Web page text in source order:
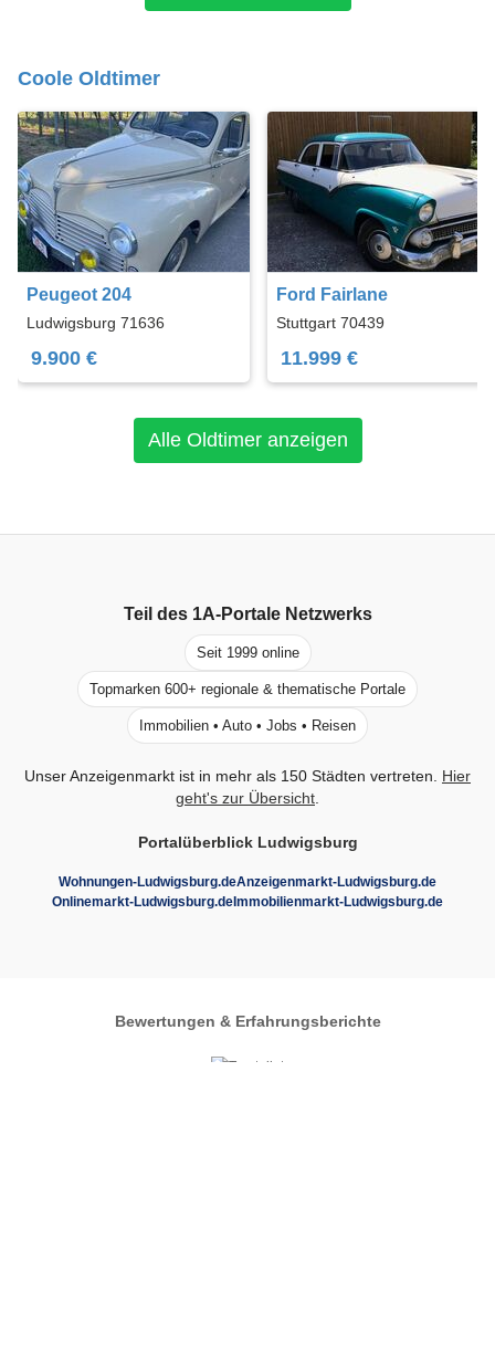
Coole Oldtimer
Peugeot 204
Ludwigsburg 71636
9.900 €
Ford Fairlane
Stuttgart 70439
11.999 €
Alle Oldtimer anzeigen
Teil des 1A-PortaleNetzwerks
Seit 1999 online
Topmarken 600+ regionale & thematische Portale
Immobilien • Auto • Jobs • Reisen
Unser Anzeigenmarkt ist in mehr als 150 Städten vertreten.
Hier
geht's zur Übersicht
Portalüberblick Ludwigsburg
Wohnungen-Ludwigsburg.deAnzeigenmarkt-Ludwigsburg.de
Onlinemarkt-Ludwigsburg.deImmobilienmarkt-Ludwigsburg.de
Bewertungen & Erfahrungsberichte